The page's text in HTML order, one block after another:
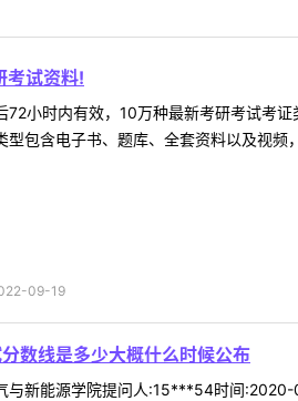
考试资料!
72小时内有效，10万种最新考研考试考
型包含电子书、题库、全套资料以及视
09-19
数线是多少大概什么时候公布
与新能源学院提问人:15***54时间